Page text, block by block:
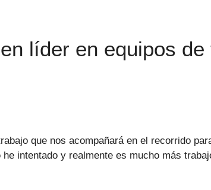
líder en equipos de
que nos acompañará en el recorrido
intentado y realmente es mucho más